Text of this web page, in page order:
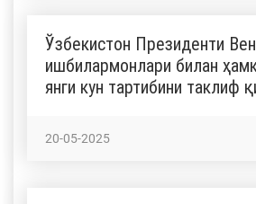
Ўзбекистон Президенти
ишбилармонлари билан
янги кун тартибини таклиф
20-05-2025